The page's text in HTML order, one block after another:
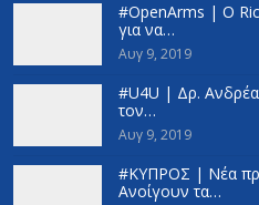
#OpenArms | Ο
για να…
Αυγ 9, 2019
#U4U | Δρ.
τον…
Αυγ 9, 2019
#ΚΥΠΡΟΣ | Νέα
Ανοίγουν τα…